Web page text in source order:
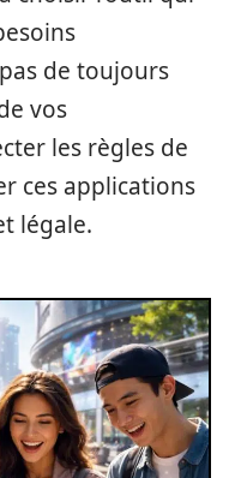
de toujours
vos
les règles de
ces applications
légale.